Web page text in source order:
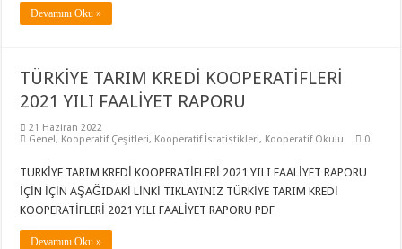
Devamını Oku »
TÜRKİYE TARIM KREDİ KOOPERATİFLERİ
2021 YILI FAALİYET RAPORU
21 Haziran 2022
Genel, Kooperatif Çeşitleri, Kooperatif İstatistikleri, Kooperatif Okulu 0
TÜRKİYE TARIM KREDİ KOOPERATİFLERİ 2021 YILI FAALİYET RAPORU
İÇİN İÇİN AŞAĞIDAKİ LİNKİ TIKLAYINIZ TÜRKİYE TARIM KREDİ
KOOPERATİFLERİ 2021 YILI FAALİYET RAPORU PDF
Devamını Oku »